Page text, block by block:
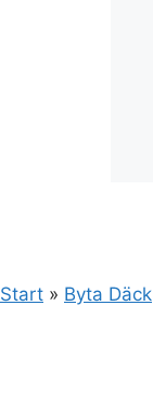
Start » Byta Däck